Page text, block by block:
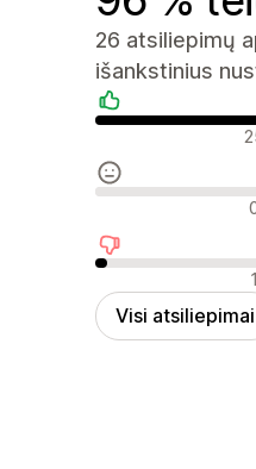
26 atsiliepimų
išankstinius
Teigiami
Neutralūs
Neigiami 1
Visi atsiliepimai